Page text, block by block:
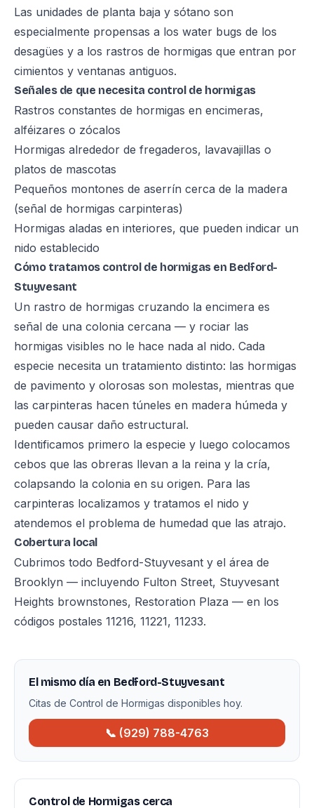
Las unidades de planta baja y sótano son
especialmente propensas a los water bugs de los
desagües y a los rastros de hormigas que entran por
cimientos y ventanas antiguos.
Señales de que necesita control de hormigas
Rastros constantes de hormigas en encimeras,
alféizares o zócalos
Hormigas alrededor de fregaderos, lavavajillas o
platos de mascotas
Pequeños montones de aserrín cerca de la madera
(señal de hormigas carpinteras)
Hormigas aladas en interiores, que pueden indicar un
nido establecido
Cómo tratamos control de hormigas en Bedford-
Stuyvesant
Un rastro de hormigas cruzando la encimera es
señal de una colonia cercana — y rociar las
hormigas visibles no le hace nada al nido. Cada
especie necesita un tratamiento distinto: las hormigas
de pavimento y olorosas son molestas, mientras que
las carpinteras hacen túneles en madera húmeda y
pueden causar daño estructural.
Identificamos primero la especie y luego colocamos
cebos que las obreras llevan a la reina y la cría,
colapsando la colonia en su origen. Para las
carpinteras localizamos y tratamos el nido y
atendemos el problema de humedad que las atrajo.
Cobertura local
Cubrimos todo Bedford-Stuyvesant y el área de
Brooklyn — incluyendo Fulton Street, Stuyvesant
Heights brownstones, Restoration Plaza — en los
códigos postales 11216, 11221, 11233.
El mismo día en Bedford-Stuyvesant
Citas de Control de Hormigas disponibles hoy.
📞 (929) 788-4763
Control de Hormigas cerca